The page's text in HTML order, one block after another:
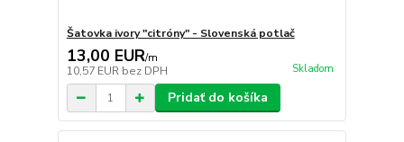
Šatovka ivory "citróny" - Slovenská potlač
13,00 EUR/m
10,57 EUR bez DPH Skladom
Pridať do košíka